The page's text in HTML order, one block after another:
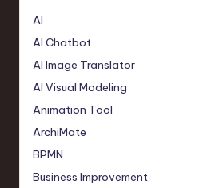
AI
AI Chatbot
AI Image Translator
AI Visual Modeling
Animation Tool
ArchiMate
BPMN
Business Improvement